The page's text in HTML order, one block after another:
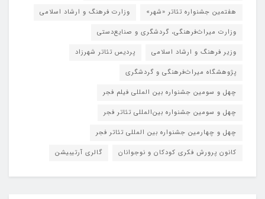
هفتمین جشنواره تئاتر «شهر»
وزارت فرهنگ و ارشاد اسلامی
وزارت میراث‌فرهنگی، گردشگری و صنایع‌دستی
وزیر فرهنگ و ارشاد اسلامی
پردیس تئاتر شهرزاد
پژوهشگاه میراث‌فرهنگی و گردشگری
چهل و سومین جشنواره بین المللی فیلم فجر
چهل و سومین جشنواره بین‌المللی تئاتر فجر
چهل و چهارمین جشنواره بین المللی تئاتر فجر
کانون پرورش فکری کودکان و نوجوانان
گالری آرتیبیشن